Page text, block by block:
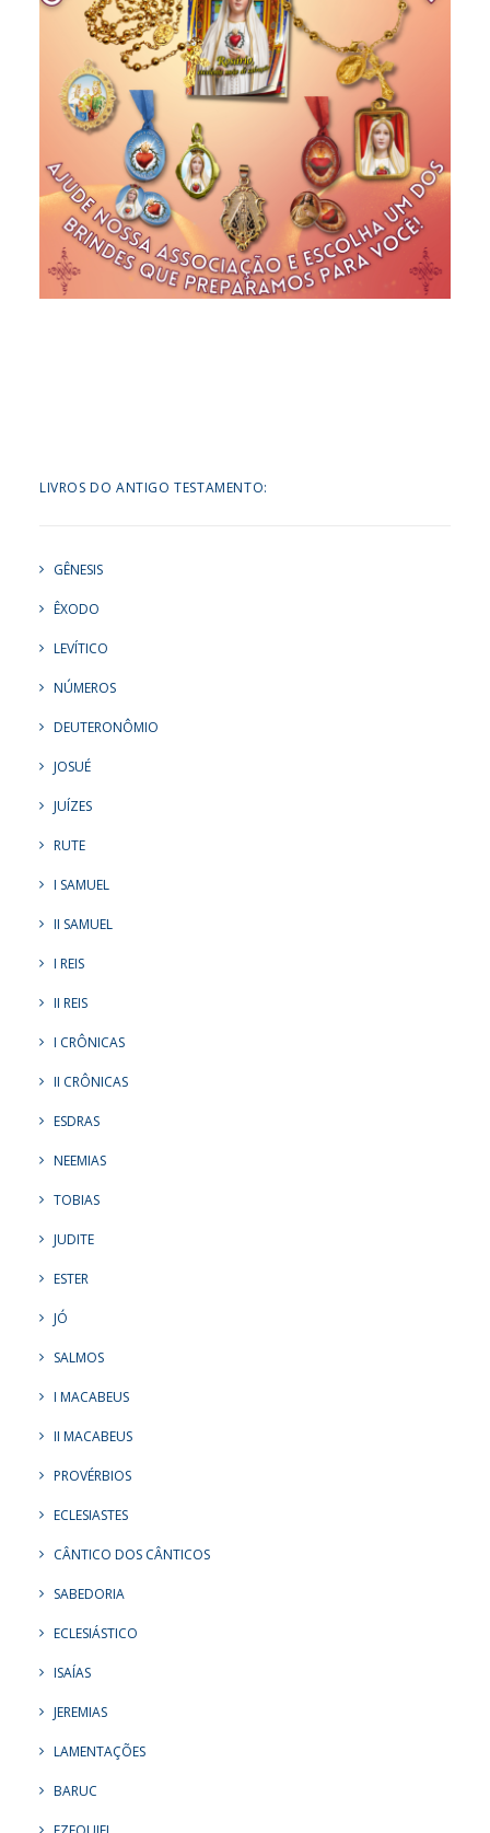
LIVROS DO ANTIGO TESTAMENTO:
GÊNESIS
ÊXODO
LEVÍTICO
NÚMEROS
DEUTERONÔMIO
JOSUÉ
JUÍZES
RUTE
I SAMUEL
II SAMUEL
I REIS
II REIS
I CRÔNICAS
II CRÔNICAS
ESDRAS
NEEMIAS
TOBIAS
JUDITE
ESTER
JÓ
SALMOS
I MACABEUS
II MACABEUS
PROVÉRBIOS
ECLESIASTES
CÂNTICO DOS CÂNTICOS
SABEDORIA
ECLESIÁSTICO
ISAÍAS
JEREMIAS
LAMENTAÇÕES
BARUC